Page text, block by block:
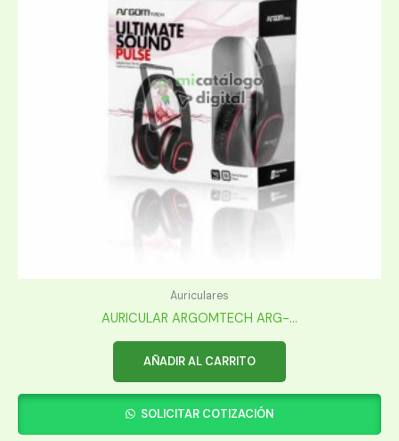
Auriculares
AURICULAR ARGOMTECH ARG-...
AÑADIR AL CARRITO
SOLICITAR COTIZACIÓN